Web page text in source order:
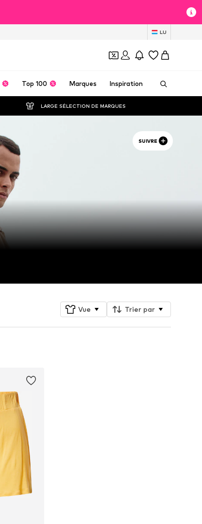
LU
Top 100 Marques Inspiration
LARGE SÉLECTION DE MARQUES
SUIVRE
Vue Trier par